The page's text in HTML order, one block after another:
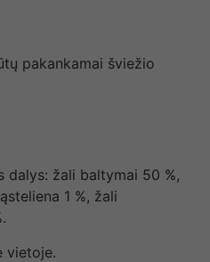
pakankamai šviežio
dalys: žali baltymai 50 %,
1 %, žali
vietoje.